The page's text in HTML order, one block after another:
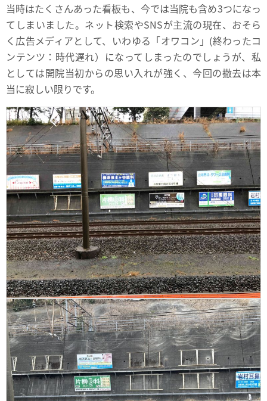
当時はたくさんあった看板も、今では当院も含め3つになっ
てしまいました。ネット検索やSNSが主流の現在、おそら
く広告メディアとして、いわゆる「オワコン」(終わったコ
ンテンツ：時代遅れ）になってしまったのでしょうが、私
としては開院当初からの思い入れが強く、今回の撤去は本
当に寂しい限りです。